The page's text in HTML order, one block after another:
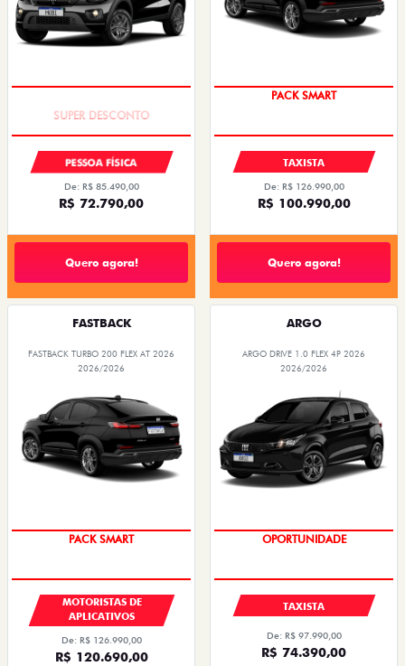
PESSOA FÍSICA
De: R$ 85.490,00
R$ 72.790,00
Quero agora!
PACK SMART
TAXISTA
De: R$ 126.990,00
R$ 100.990,00
Quero agora!
FASTBACK
FASTBACK TURBO 200 FLEX AT 2026
2026/2026
PACK SMART
MOTORISTAS DE
APLICATIVOS
De: R$ 126.990,00
R$ 120.690,00
ARGO
ARGO DRIVE 1.0 FLEX 4P 2026
2026/2026
OPORTUNIDADE
TAXISTA
De: R$ 97.990,00
R$ 74.390,00